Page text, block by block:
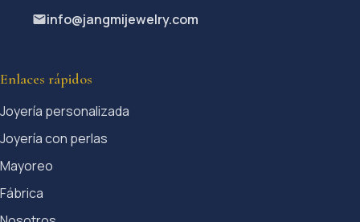
info@jangmijewelry.com
Enlaces rápidos
Joyería personalizada
Joyería con perlas
Mayoreo
Fábrica